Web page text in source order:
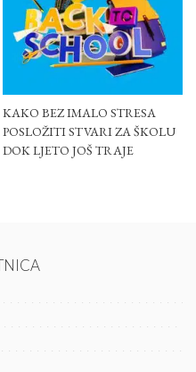
KAKO BEZ IMALO STRESA
POSLOŽITI STVARI ZA ŠKOLU
DOK LJETO JOŠ TRAJE